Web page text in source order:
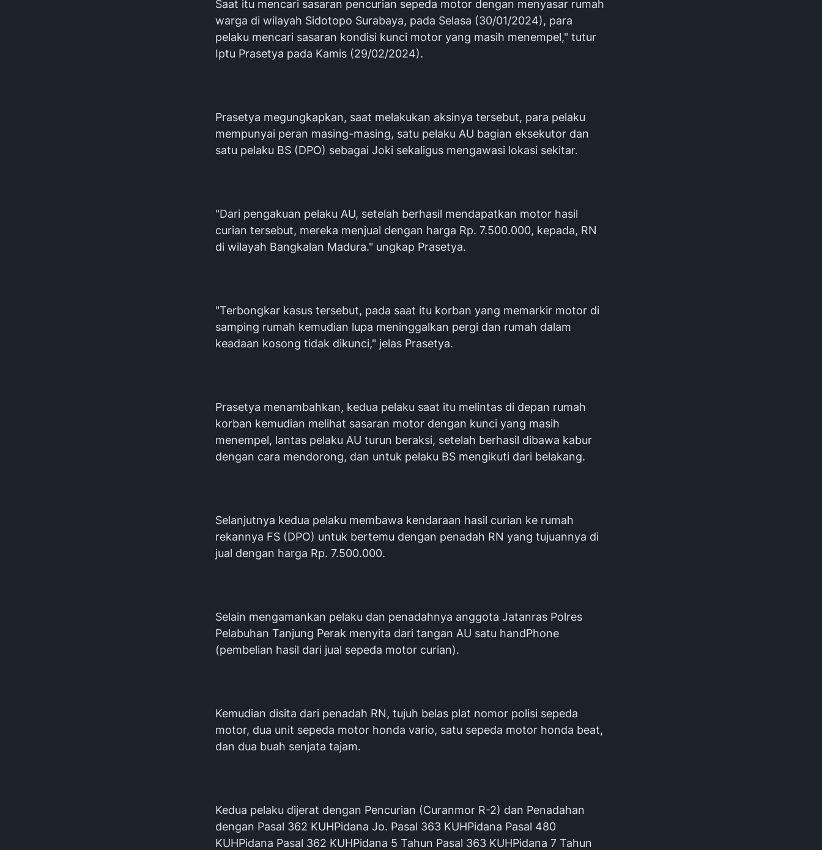
Saat itu mencari sasaran pencurian sepeda motor dengan menyasar rumah
warga di wilayah Sidotopo Surabaya, pada Selasa (30/01/2024), para
pelaku mencari sasaran kondisi kunci motor yang masih menempel," tutur
Iptu Prasetya pada Kamis (29/02/2024).
Prasetya megungkapkan, saat melakukan aksinya tersebut, para pelaku
mempunyai peran masing-masing, satu pelaku AU bagian eksekutor dan
satu pelaku BS (DPO) sebagai Joki sekaligus mengawasi lokasi sekitar.
"Dari pengakuan pelaku AU, setelah berhasil mendapatkan motor hasil
curian tersebut, mereka menjual dengan harga Rp. 7.500.000, kepada, RN
di wilayah Bangkalan Madura." ungkap Prasetya.
"Terbongkar kasus tersebut, pada saat itu korban yang memarkir motor di
samping rumah kemudian lupa meninggalkan pergi dan rumah dalam
keadaan kosong tidak dikunci," jelas Prasetya.
Prasetya menambahkan, kedua pelaku saat itu melintas di depan rumah
korban kemudian melihat sasaran motor dengan kunci yang masih
menempel, lantas pelaku AU turun beraksi, setelah berhasil dibawa kabur
dengan cara mendorong, dan untuk pelaku BS mengikuti dari belakang.
Selanjutnya kedua pelaku membawa kendaraan hasil curian ke rumah
rekannya FS (DPO) untuk bertemu dengan penadah RN yang tujuannya di
jual dengan harga Rp. 7.500.000.
Selain mengamankan pelaku dan penadahnya anggota Jatanras Polres
Pelabuhan Tanjung Perak menyita dari tangan AU satu handPhone
(pembelian hasil dari jual sepeda motor curian).
Kemudian disita dari penadah RN, tujuh belas plat nomor polisi sepeda
motor, dua unit sepeda motor honda vario, satu sepeda motor honda beat,
dan dua buah senjata tajam.
Kedua pelaku dijerat dengan Pencurian (Curanmor R-2) dan Penadahan
dengan Pasal 362 KUHPidana Jo. Pasal 363 KUHPidana Pasal 480
KUHPidana Pasal 362 KUHPidana 5 Tahun Pasal 363 KUHPidana 7 Tahun